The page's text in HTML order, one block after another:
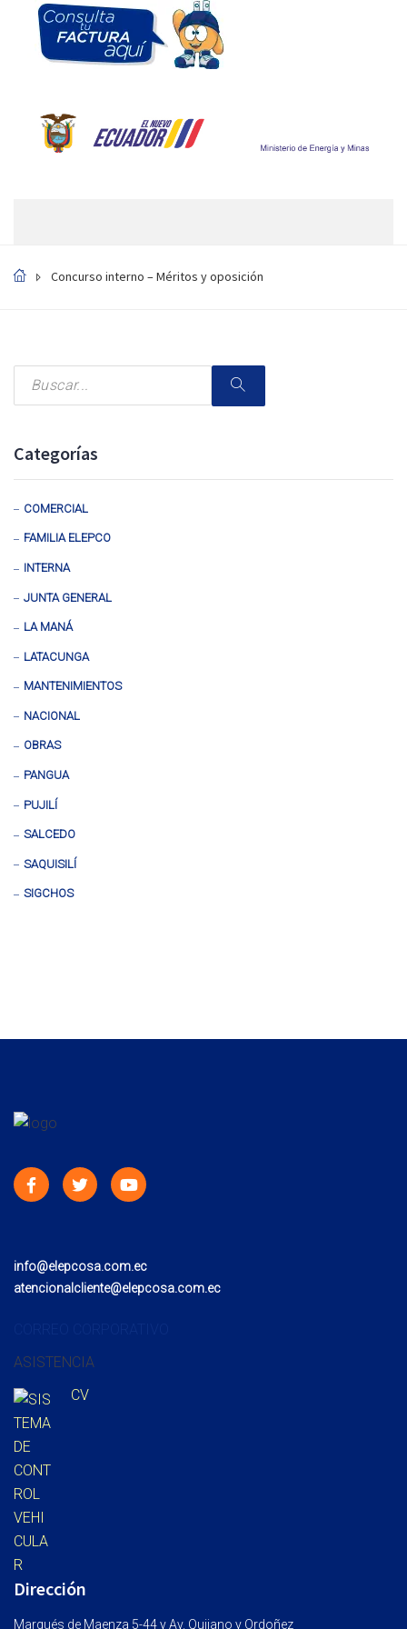
Concurso interno – Méritos y oposición
Categorías
COMERCIAL
FAMILIA ELEPCO
INTERNA
JUNTA GENERAL
LA MANÁ
LATACUNGA
MANTENIMIENTOS
NACIONAL
OBRAS
PANGUA
PUJILÍ
SALCEDO
SAQUISILÍ
SIGCHOS
info@elepcosa.com.ec
atencionalcliente@elepcosa.com.ec
ASISTENCIA
CV
Dirección
Marqués de Maenza 5-44 y Av. Quijano y Ordoñez